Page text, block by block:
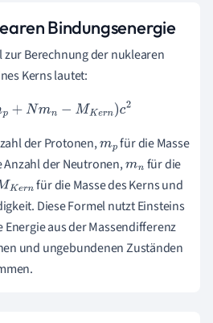
Bindungsenergie
zur Berechnung der nuklearen
Kerns lautet:
p+Nmn−M Ke rn)c2
der Protonen,mpfür die Masse
Anzahl der Neutronen,mn für die
Kern für die Masse des Kerns und
Diese Formel nutzt Einsteins
Energie aus der Massendifferenz
und ungebundenen Zuständen